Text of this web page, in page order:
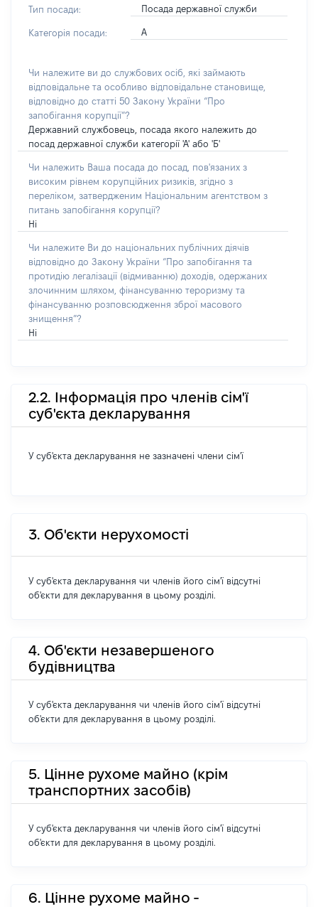
Тип посади: Посада державної служби
Категорія посади: А
Чи належите ви до службових осіб, які займають
відповідальне та особливо відповідальне становище,
відповідно до статті 50 Закону України “Про
запобігання корупції”?
Державний службовець, посада якого належить до
посад державної служби категорії 'А' або 'Б'
Чи належить Ваша посада до посад, пов'язаних з
високим рівнем корупційних ризиків, згідно з
переліком, затвердженим Національним агентством з
питань запобігання корупції?
Ні
Чи належите Ви до національних публічних діячів
відповідно до Закону України “Про запобігання та
протидію легалізації (відмиванню) доходів, одержаних
злочинним шляхом, фінансуванню тероризму та
фінансуванню розповсюдження зброї масового
знищення”?
Ні
2.2. Інформація про членів сім'ї
суб'єкта декларування
У суб'єкта декларування не зазначені члени сім'ї
3. Об'єкти нерухомості
У суб'єкта декларування чи членів його сім'ї відсутні
об'єкти для декларування в цьому розділі.
4. Об'єкти незавершеного
будівництва
У суб'єкта декларування чи членів його сім'ї відсутні
об'єкти для декларування в цьому розділі.
5. Цінне рухоме майно (крім
транспортних засобів)
У суб'єкта декларування чи членів його сім'ї відсутні
об'єкти для декларування в цьому розділі.
6. Цінне рухоме майно -